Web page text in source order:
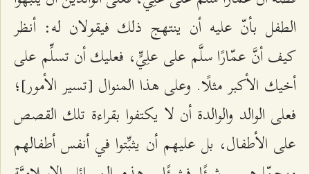
الطفل بأنّ عليه أن ينتهج ذلك فيقولان له: أنظر
كيف أنَّ عمّارًا سلَّم على علِيٍّ، فعليك أن تسلِّم على
أخيك الأكبر مثلًا. وعلى هذا المنوال [تسير الأمور]؛
فعلى الوالد والوالدة أن لا يكتفوا بقراءة تلك القصص
على الأطفال، بل عليهم أن يثبِّتوا في أنفس أطفالهم